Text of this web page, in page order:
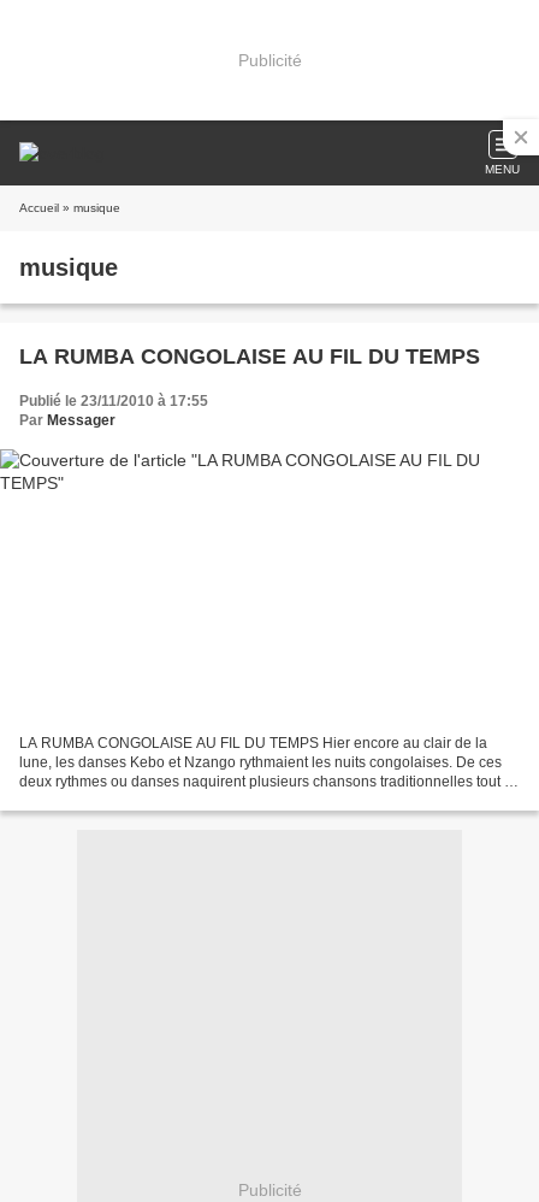
Publicité
MENU
Accueil » musique
musique
LA RUMBA CONGOLAISE AU FIL DU TEMPS
Publié le 23/11/2010 à 17:55
Par Messager
LA RUMBA CONGOLAISE AU FIL DU TEMPS Hier encore au clair de la
lune, les danses Kebo et Nzango rythmaient les nuits congolaises. De ces
deux rythmes ou danses naquirent plusieurs chansons traditionnelles tout à
Publicité